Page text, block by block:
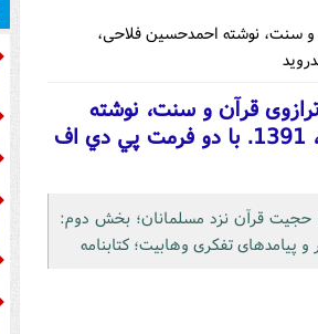
و سنت، نوشته احمدحسین فلاحی،
قرآن و سنت، نوشته
احمدحسین فلاحی، نشرتهران: نشر مشعر، 1391. با دو فرمت پي دي اف
حجیت قرآن نزد مسلمانان؛ بخش دوم:
تفکری وهابیت؛ کتابنامه